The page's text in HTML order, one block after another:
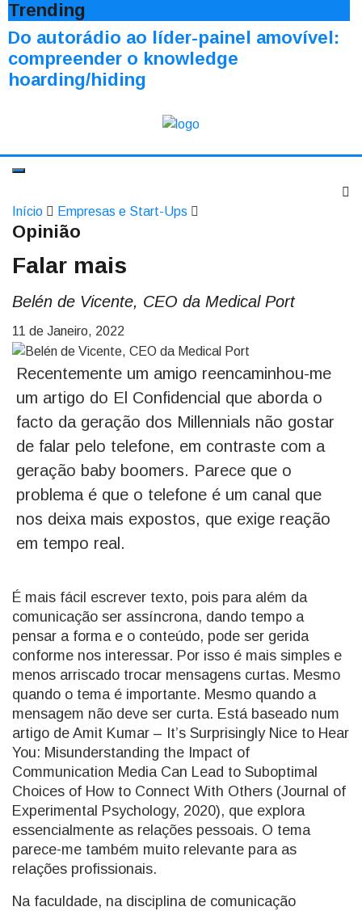
Trending
Do autorádio ao líder-painel amovível:
compreender o knowledge
hoarding/hiding
Início Empresas e Start-Ups
Opinião
Falar mais
Belén de Vicente, CEO da Medical Port
11 de Janeiro, 2022
Recentemente um amigo reencaminhou-me
um artigo do El Confidencial que aborda o
facto da geração dos Millennials não gostar
de falar pelo telefone, em contraste com a
geração baby boomers. Parece que o
problema é que o telefone é um canal que
nos deixa mais expostos, que exige reação
em tempo real.
É mais fácil escrever texto, pois para além da
comunicação ser assíncrona, dando tempo a
pensar a forma e o conteúdo, pode ser gerida
conforme nos interessar. Por isso é mais simples e
menos arriscado trocar mensagens curtas. Mesmo
quando o tema é importante. Mesmo quando a
mensagem não deve ser curta. Está baseado num
artigo de Amit Kumar – It’s Surprisingly Nice to Hear
You: Misunderstanding the Impact of
Communication Media Can Lead to Suboptimal
Choices of How to Connect With Others (Journal of
Experimental Psychology, 2020), que explora
essencialmente as relações pessoais. O tema
parece-me também muito relevante para as
relações profissionais.
Na faculdade, na disciplina de comunicação